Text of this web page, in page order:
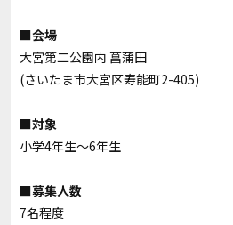
■会場
大宮第二公園内 菖蒲田
(さいたま市大宮区寿能町2-405)
■対象
小学4年生～6年生
■募集人数
7名程度